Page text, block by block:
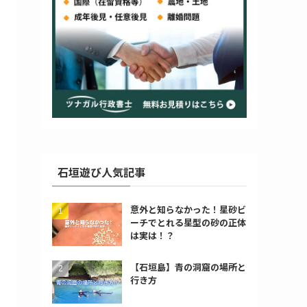
石垣遊び人気記事
意外と知らなかった！星砂ビ
ーチでとれる星型の砂の正体
は実は！？
【石垣島】青の洞窟の場所と
行き方